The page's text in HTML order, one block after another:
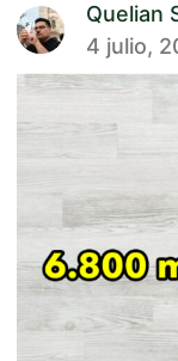
Quelian
4 julio,